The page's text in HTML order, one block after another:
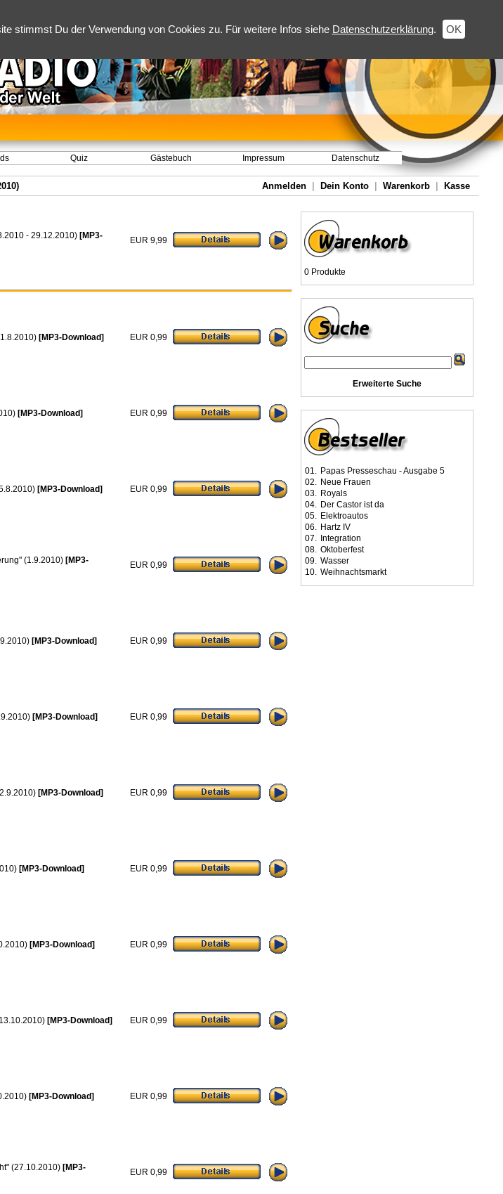
stimmst Du der Verwendung von Cookies zu. Für weitere Infos siehe Datenschutzerklärung. OK
Quiz Gästebuch Impressum Datenschutz
Anmelden Dein Konto Warenkorb Kasse
- 29.12.2010) [MP3-
EUR 9,99
[MP3-Download] EUR 0,99
[MP3-Download] EUR 0,99
[MP3-Download] EUR 0,99
(1.9.2010) [MP3-
EUR 0,99
[MP3-Download] EUR 0,99
[MP3-Download] EUR 0,99
[MP3-Download] EUR 0,99
[MP3-Download] EUR 0,99
[MP3-Download] EUR 0,99
[MP3-Download] EUR 0,99
[MP3-Download] EUR 0,99
(27.10.2010) [MP3-
EUR 0,99
0 Produkte
Erweiterte Suche
01. Papas Presseschau - Ausgabe 5
02. Neue Frauen
03. Royals
04. Der Castor ist da
05. Elektroautos
06. Hartz IV
07. Integration
08. Oktoberfest
09. Wasser
10. Weihnachtsmarkt